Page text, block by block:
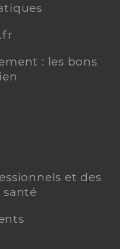
: les bons
et des
santé